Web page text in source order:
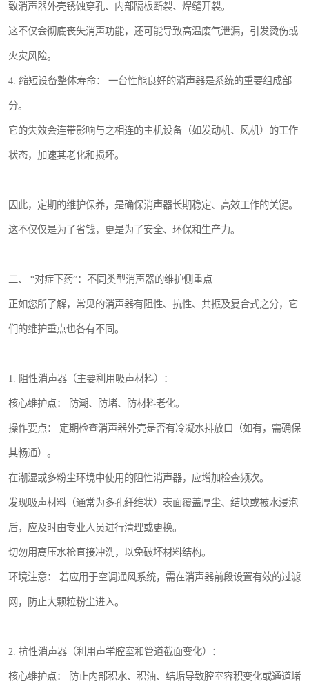
致消声器外壳锈蚀穿孔、内部隔板断裂、焊缝开裂。
这不仅会彻底丧失消声功能，还可能导致高温废气泄漏，引发烫伤或
火灾风险。
4. 缩短设备整体寿命： 一台性能良好的消声器是系统的重要组成部
分。
它的失效会连带影响与之相连的主机设备（如发动机、风机）的工作
状态，加速其老化和损坏。
因此，定期的维护保养，是确保消声器长期稳定、高效工作的关键。
这不仅仅是为了省钱，更是为了安全、环保和生产力。
二、 “对症下药”：不同类型消声器的维护侧重点
正如您所了解，常见的消声器有阻性、抗性、共振及复合式之分，它
们的维护重点也各有不同。
1. 阻性消声器（主要利用吸声材料）：
核心维护点： 防潮、防堵、防材料老化。
操作要点： 定期检查消声器外壳是否有冷凝水排放口（如有，需确保
其畅通）。
在潮湿或多粉尘环境中使用的阻性消声器，应增加检查频次。
发现吸声材料（通常为多孔纤维状）表面覆盖厚尘、结块或被水浸泡
后，应及时由专业人员进行清理或更换。
切勿用高压水枪直接冲洗，以免破坏材料结构。
环境注意： 若应用于空调通风系统，需在消声器前段设置有效的过滤
网，防止大颗粒粉尘进入。
2. 抗性消声器（利用声学腔室和管道截面变化）：
核心维护点： 防止内部积水、积油、结垢导致腔室容积变化或通道堵